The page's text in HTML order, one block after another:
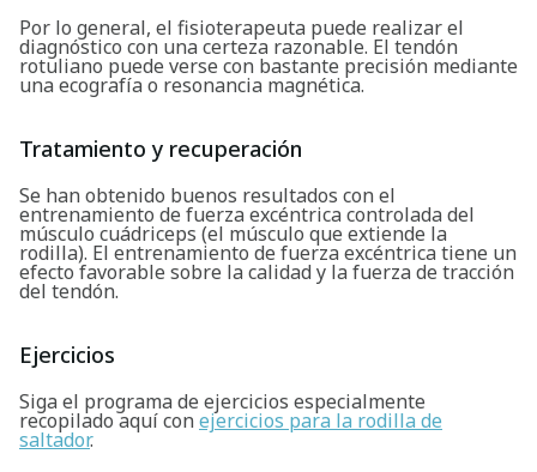
Buscar
Por lo general, el fisioterapeuta puede realizar el
diagnóstico con una certeza razonable. El tendón
rotuliano puede verse con bastante precisión mediante
una ecografía o resonancia magnética.
Tratamiento y recuperación
Se han obtenido buenos resultados con el
entrenamiento de fuerza excéntrica controlada del
músculo cuádriceps (el músculo que extiende la
rodilla). El entrenamiento de fuerza excéntrica tiene un
efecto favorable sobre la calidad y la fuerza de tracción
del tendón.
Ejercicios
Siga el programa de ejercicios especialmente
recopilado aquí con ejercicios para la rodilla de
saltador.